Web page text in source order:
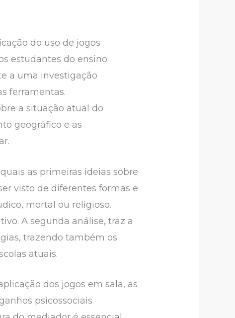
do uso de jogos
estudantes do ensino
a uma investigação
ferramentas.
a situação atual do
geográfico e as
as primeiras ideias sobre
visto de diferentes formas e
mortal ou religioso.
A segunda análise, traz a
trazendo também os
atuais.
dos jogos em sala, as
psicossociais